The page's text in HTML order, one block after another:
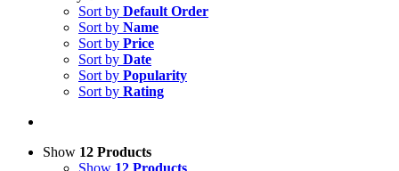
Sort by Default Order
Sort by Name
Sort by Price
Sort by Date
Sort by Popularity
Sort by Rating
Show 12 Products
Show 12 Products